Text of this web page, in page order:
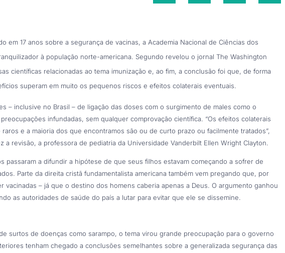
em 17 anos sobre a segurança de vacinas, a Academia Nacional de Ciências dos
à população norte-americana. Segundo revelou o jornal The Washington
científicas relacionadas ao tema imunização e, ao fim, a conclusão foi que, de forma
superam em muito os pequenos riscos e efeitos colaterais eventuais.
– inclusive no Brasil – de ligação das doses com o surgimento de males como o
infundadas, sem qualquer comprovação científica. “Os efeitos colaterais
e a maioria dos que encontramos são ou de curto prazo ou facilmente tratados”,
a revisão, a professora de pediatria da Universidade Vanderbilt Ellen Wright Clayton.
passaram a difundir a hipótese de que seus filhos estavam começando a sofrer de
Parte da direita cristã fundamentalista americana também vem pregando que, por
vacinadas – já que o destino dos homens caberia apenas a Deus. O argumento ganhou
as autoridades de saúde do país a lutar para evitar que ele se dissemine.
surtos de doenças como sarampo, o tema virou grande preocupação para o governo
tenham chegado a conclusões semelhantes sobre a generalizada segurança das